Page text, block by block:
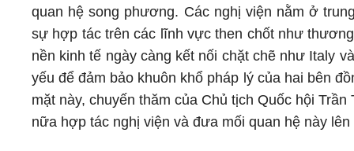
quan hệ song phương. Các nghị viện nằm ở
sự hợp tác trên các lĩnh vực then chốt như
nền kinh tế ngày càng kết nối chặt chẽ như Italy
yếu để đảm bảo khuôn khổ pháp lý của hai bên
mặt này, chuyến thăm của Chủ tịch Quốc hội
nữa hợp tác nghị viện và đưa mối quan hệ này